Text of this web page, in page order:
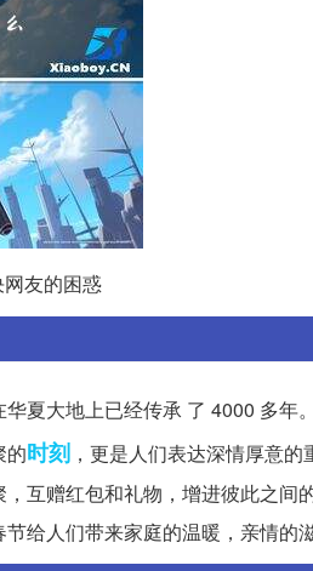
友的困惑
夏大地上已经传承 了 4000 多年
的时刻 ，更是人们表达深情厚意
互赠红包和礼物，增进彼此之
给人们带来家庭的温暖，亲情的